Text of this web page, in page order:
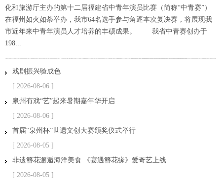
化和旅游厅主办的第十二届福建省中青年演员比赛（简称“中青赛”）
在福州如火如荼举办，我市64名选手参与角逐本次复决赛，将展现我
市近年来中青年演员人才培养的丰硕成果。 我省中青赛创办于
198...
戏剧振兴验成色
[ 2026-08-06 ]
泉州有戏“艺”起来暑期嘉年华开启
[ 2026-08-06 ]
首届“泉州杯”世遗文创大赛颁奖仪式举行
[ 2026-08-05 ]
非遗簪花邂逅海洋美食 《宴遇簪花缘》爱奇艺上线
[ 2026-08-05 ]